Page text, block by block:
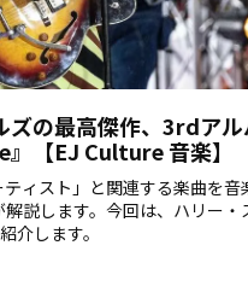
ズの最高傑作、3rdアル
』【EJ Culture 音楽】
ティスト」と関連する楽曲を音
説します。今回は、ハリー・
介します。